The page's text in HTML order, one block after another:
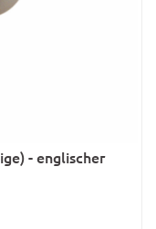
- englischer